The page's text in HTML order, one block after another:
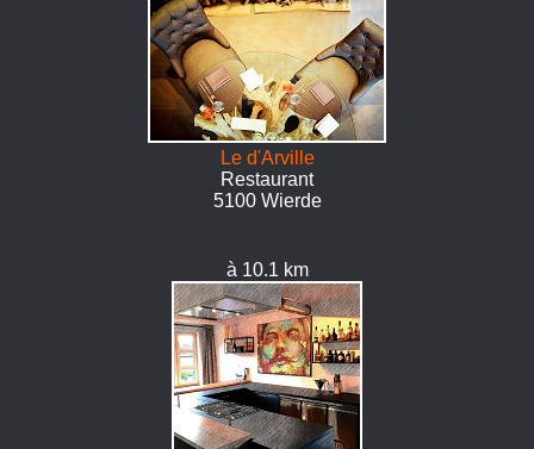
Le d'Arville
Restaurant
5100 Wierde
à 10.1 km